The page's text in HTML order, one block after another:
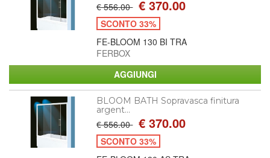
€ 556.00 € 370.00
SCONTO 33%
FE-BLOOM 130 BI TRA
FERBOX
BLOOM BATH Sopravasca finitura
argent...
€ 556.00 € 370.00
SCONTO 33%